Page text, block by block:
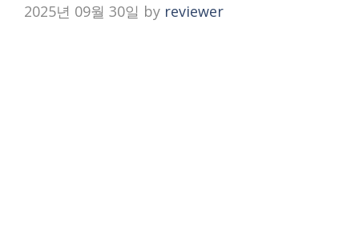
2025년 09월 30일 by reviewer